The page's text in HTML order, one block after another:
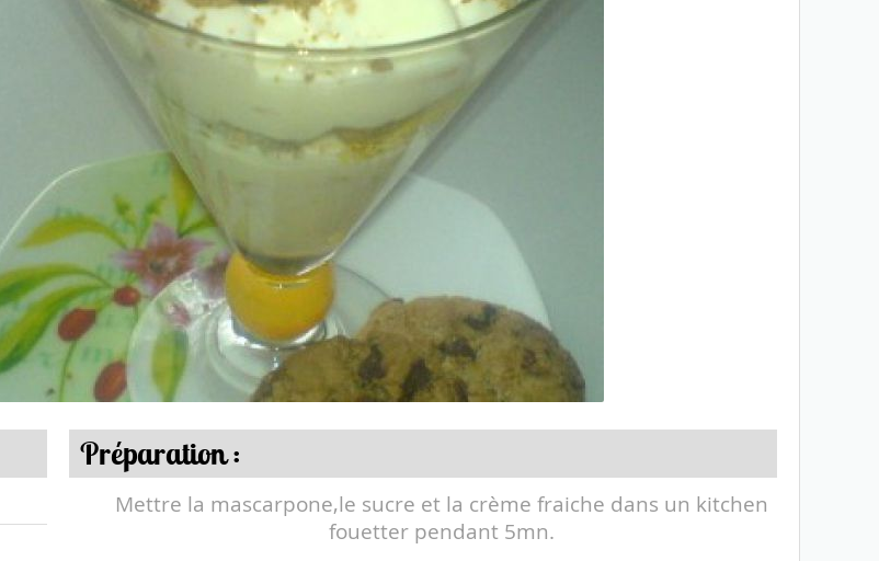
Préparation :
Mettre la mascarpone,le sucre et la crème fraiche dans un kitchen
fouetter pendant 5mn.